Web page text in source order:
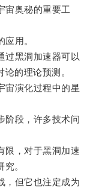
奥秘的重要工
用。
黑洞加速器可以
的理论预测。
演化过程中的星
段，许多技术问
，对于黑洞加速
。
但它也注定成为